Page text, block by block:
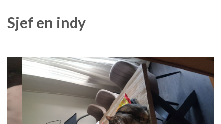
Sjef en indy